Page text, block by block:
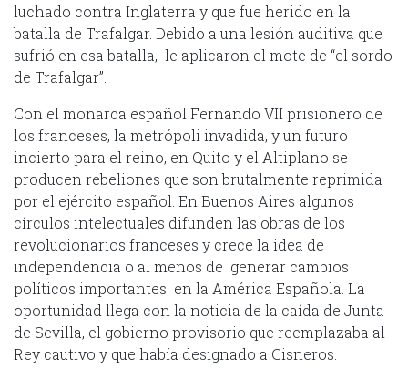
luchado contra Inglaterra y que fue herido en la
batalla de Trafalgar. Debido a una lesión auditiva que
sufrió en esa batalla, le aplicaron el mote de “el sordo
de Trafalgar”.
Con el monarca español Fernando VII prisionero de
los franceses, la metrópoli invadida, y un futuro
incierto para el reino, en Quito y el Altiplano se
producen rebeliones que son brutalmente reprimida
por el ejército español. En Buenos Aires algunos
círculos intelectuales difunden las obras de los
revolucionarios franceses y crece la idea de
independencia o al menos de generar cambios
políticos importantes en la América Española. La
oportunidad llega con la noticia de la caída de Junta
de Sevilla, el gobierno provisorio que reemplazaba al
Rey cautivo y que había designado a Cisneros.